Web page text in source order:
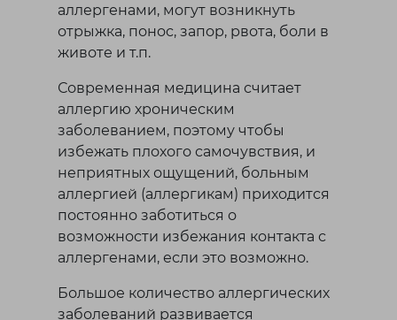
аллергенами, могут возникнуть
отрыжка, понос, запор, рвота, боли в
животе и т.п.
Современная медицина считает
аллергию хроническим
заболеванием, поэтому чтобы
избежать плохого самочувствия, и
неприятных ощущений, больным
аллергией (аллергикам) приходится
постоянно заботиться о
возможности избежания контакта с
аллергенами, если это возможно.
Большое количество аллергических
заболеваний развивается